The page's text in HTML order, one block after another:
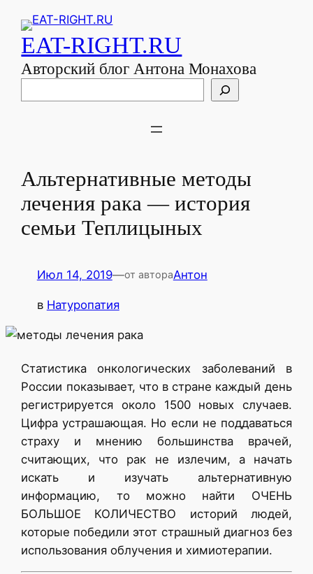
EAT-RIGHT.RU
Авторский блог Антона Монахова
Альтернативные методы
лечения рака — история
семьи Теплицыных
Июл 14, 2019—от автораАнтон
в Натуропатия
Статистика онкологических заболеваний в
России показывает, что в стране каждый день
регистрируется около 1500 новых случаев.
Цифра устрашающая. Но если не поддаваться
страху и мнению большинства врачей,
считающих, что рак не излечим, а начать
искать и изучать альтернативную
информацию, то можно найти ОЧЕНЬ
БОЛЬШОЕ КОЛИЧЕСТВО историй людей,
которые победили этот страшный диагноз без
использования облучения и химиотерапии.